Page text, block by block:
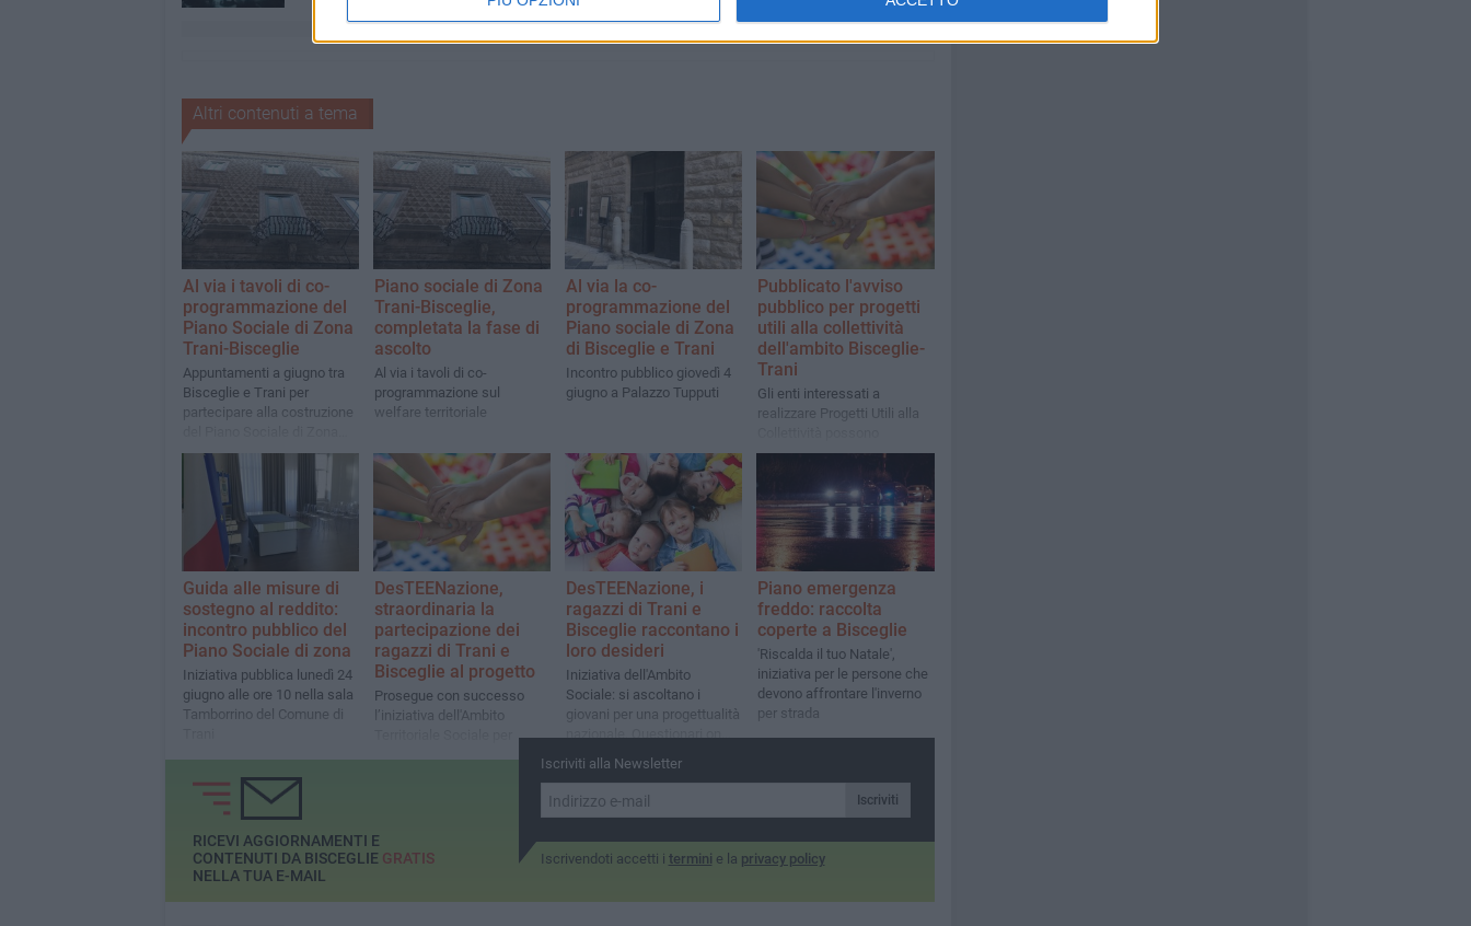
Altri contenuti a tema
Al via i tavoli di co-
programmazione del
Piano Sociale di Zona
Trani-Bisceglie
Appuntamenti a giugno tra
Bisceglie e Trani per
partecipare alla costruzione
2026-28. I tavoli sono aperti
a tutti
Piano sociale di Zona
Trani-Bisceglie,
completata la fase di
ascolto
Al via i tavoli di co-
programmazione sul
welfare territoriale
Al via la co-
programmazione del
Piano sociale di Zona
di Bisceglie e Trani
Incontro pubblico giovedì 4
giugno a Palazzo Tupputi
Pubblicato l'avviso
pubblico per progetti
utili alla collettività
dell'ambito Bisceglie-
Trani
Gli enti interessati a
realizzare Progetti Utili alla
presentare istanza entro il
Guida alle misure di
sostegno al reddito:
incontro pubblico del
Piano Sociale di zona
Iniziativa pubblica lunedì 24
giugno alle ore 10 nella sala
Tamborrino del Comune di
DesTEENazione,
straordinaria la
partecipazione dei
ragazzi di Trani e
Bisceglie al progetto
Prosegue con successo
l’iniziativa dell'Ambito
DesTEENazione, i
ragazzi di Trani e
Bisceglie raccontano i
loro desideri
Iniziativa dell'Ambito
Sociale: si ascoltano i
giovani per una progettualità
nazionale. Questionari on
line per studenti di medie e
superiori
Piano emergenza
freddo: raccolta
coperte a Bisceglie
'Riscalda il tuo Natale',
iniziativa per le persone che
devono affrontare l'inverno
per strada
Iscriviti alla Newsletter
Iscriviti
Iscrivendoti accetti i termini e la privacy policy
RICEVI AGGIORNAMENTI E
CONTENUTI DA BISCEGLIE GRATIS
NELLA TUA E-MAIL